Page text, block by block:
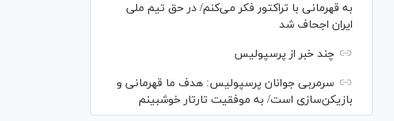
به قهرمانی با تراکتور فکر می‌کنم/ در حق تیم ملی
ایران اجحاف شد
چند خبر از پرسپولیس
سرمربی جوانان پرسپولیس: هدف ما قهرمانی و
بازیکن‌سازی است/ به موفقیت تارتار خوشبینم